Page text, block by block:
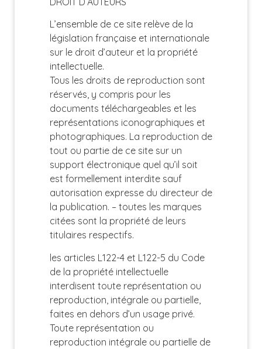
L’ensemble de ce site relève de la
législation française et internationale
sur le droit d’auteur et la propriété
intellectuelle.
Tous les droits de reproduction sont
réservés, y compris pour les
documents téléchargeables et les
représentations iconographiques et
photographiques. La reproduction de
tout ou partie de ce site sur un
support électronique quel qu’il soit
est formellement interdite sauf
autorisation expresse du directeur de
la publication. – toutes les marques
citées sont la propriété de leurs
titulaires respectifs.
les articles L122-4 et L122-5 du Code
de la propriété intellectuelle
interdisent toute représentation ou
reproduction, intégrale ou partielle,
faites en dehors d’un usage privé.
Toute représentation ou
reproduction intégrale ou partielle de